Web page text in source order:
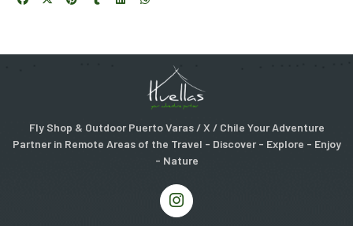
Fly Shop & Outdoor Puerto Varas / X / Chile Your Adventure
Partner in Remote Areas of the Travel - Discover - Explore - Enjoy
- Nature